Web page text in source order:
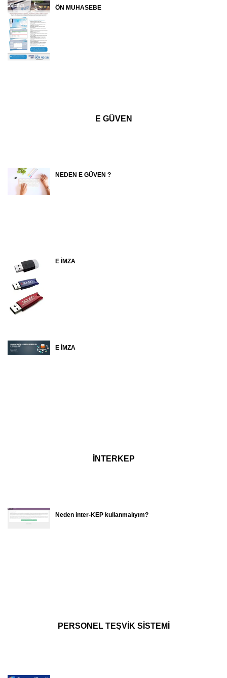
ÖN MUHASEBE
E GÜVEN
NEDEN E GÜVEN ?
E İMZA
E İMZA
İNTERKEP
Neden inter-KEP kullanmalıyım?
PERSONEL TEŞVİK SİSTEMİ